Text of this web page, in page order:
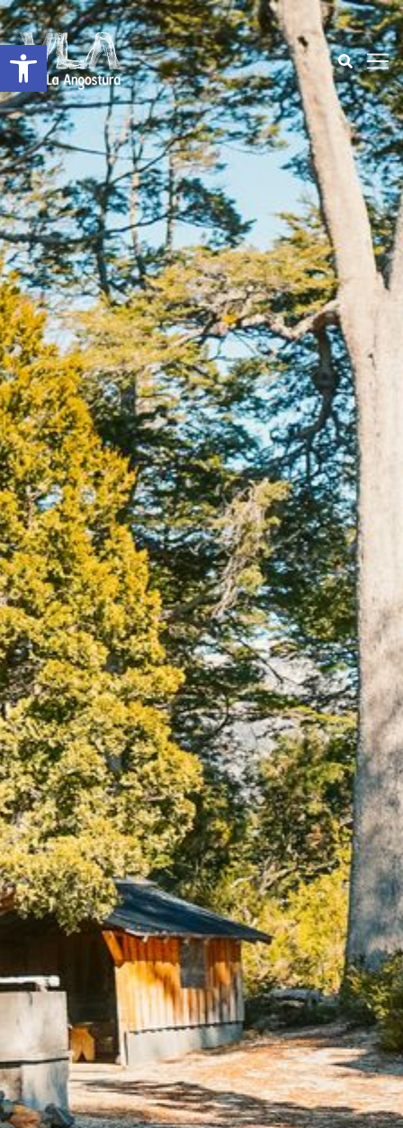
Abrir a barra de ferramentas